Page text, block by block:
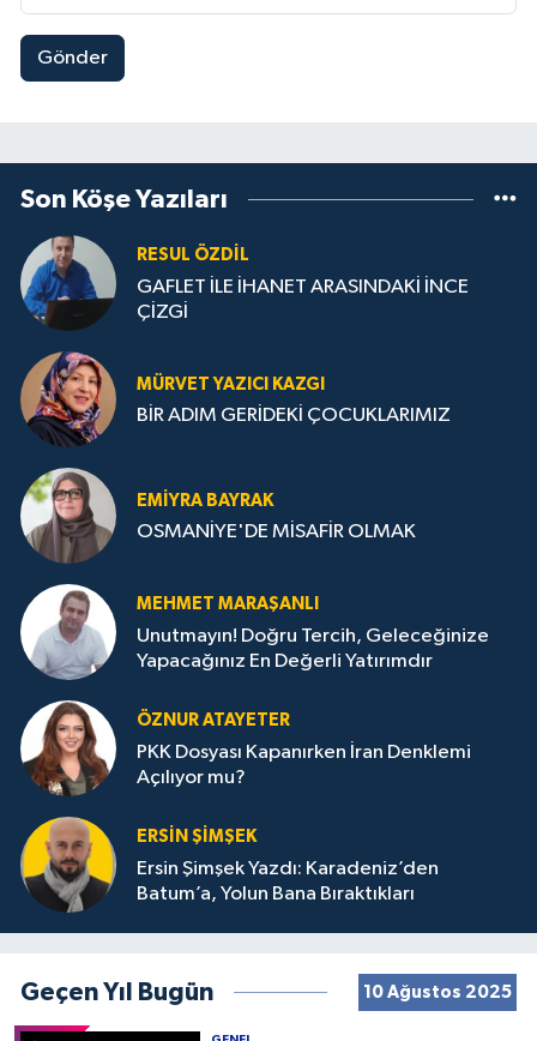
Gönder
Son Köşe Yazıları
RESUL ÖZDIL
GAFLET İLE İHANET ARASINDAKİ İNCE
ÇİZGİ
MÜRVET YAZICI KAZGI
BİR ADIM GERİDEKİ ÇOCUKLARIMIZ
EMIYRA BAYRAK
OSMANİYE'DE MİSAFİR OLMAK
MEHMET MARAŞANLI
Unutmayın! Doğru Tercih, Geleceğinize
Yapacağınız En Değerli Yatırımdır
ÖZNUR ATAYETER
PKK Dosyası Kapanırken İran Denklemi
Açılıyor mu?
ERSIN ŞIMŞEK
Ersin Şimşek Yazdı: Karadeniz’den
Batum’a, Yolun Bana Bıraktıkları
Geçen Yıl Bugün 10 Ağustos 2025